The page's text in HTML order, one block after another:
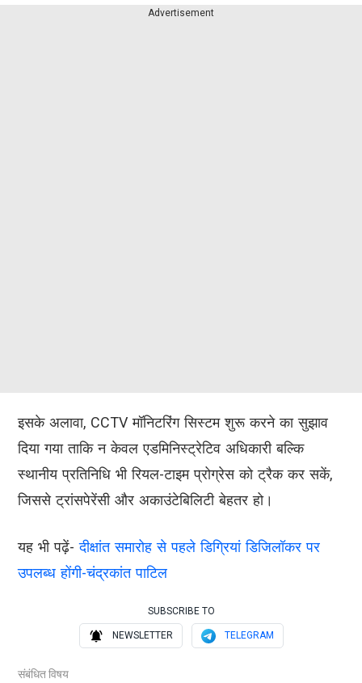
Advertisement
इसके अलावा, CCTV मॉनिटरिंग सिस्टम शुरू करने का सुझाव
दिया गया ताकि न केवल एडमिनिस्ट्रेटिव अधिकारी बल्कि
स्थानीय प्रतिनिधि भी रियल-टाइम प्रोग्रेस को ट्रैक कर सकें,
जिससे ट्रांसपेरेंसी और अकाउंटेबिलिटी बेहतर हो।
यह भी पढ़ें-दीक्षांत समारोह से पहले डिग्रियां डिजिलॉकर पर
उपलब्ध होंगी-चंद्रकांत पाटिल
SUBSCRIBE TO
NEWSLETTER TELEGRAM
संबंधित विषय